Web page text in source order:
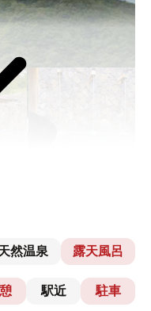
然温泉 露天風呂
駅近 駐車